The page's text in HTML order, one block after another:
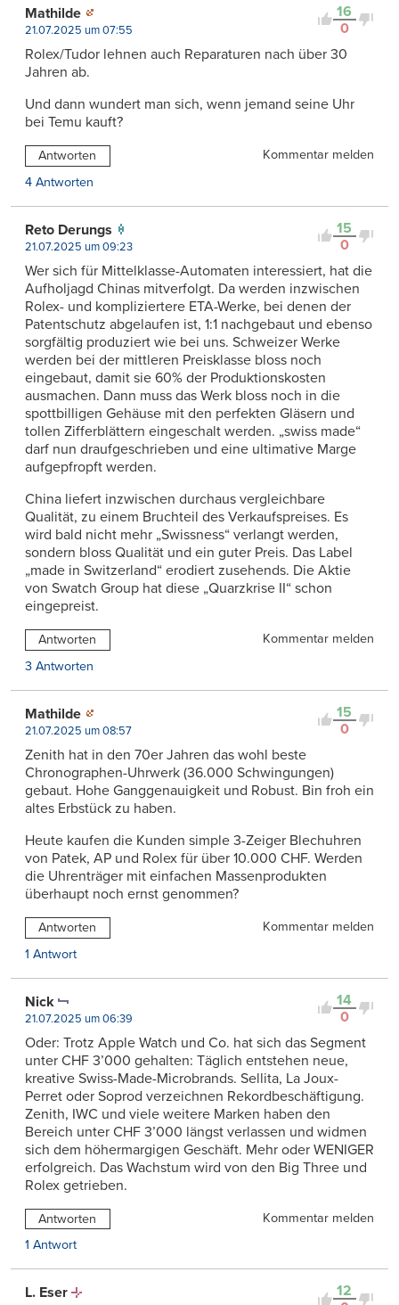
16
0
Mathilde
21.07.2025 um 07:55
Rolex/Tudor lehnen auch Reparaturen nach über 30
Jahren ab.
Und dann wundert man sich, wenn jemand seine Uhr
bei Temu kauft?
Antworten
Kommentar melden
4 Antworten
15
0
Reto Derungs
21.07.2025 um 09:23
Wer sich für Mittelklasse-Automaten interessiert, hat die
Aufholjagd Chinas mitverfolgt. Da werden inzwischen
Rolex- und kompliziertere ETA-Werke, bei denen der
Patentschutz abgelaufen ist, 1:1 nachgebaut und ebenso
sorgfältig produziert wie bei uns. Schweizer Werke
werden bei der mittleren Preisklasse bloss noch
eingebaut, damit sie 60% der Produktionskosten
ausmachen. Dann muss das Werk bloss noch in die
spottbilligen Gehäuse mit den perfekten Gläsern und
tollen Zifferblättern eingeschalt werden. „swiss made“
darf nun draufgeschrieben und eine ultimative Marge
aufgepfropft werden.
China liefert inzwischen durchaus vergleichbare
Qualität, zu einem Bruchteil des Verkaufspreises. Es
wird bald nicht mehr „Swissness“ verlangt werden,
sondern bloss Qualität und ein guter Preis. Das Label
„made in Switzerland“ erodiert zusehends. Die Aktie
von Swatch Group hat diese „Quarzkrise II“ schon
eingepreist.
Antworten
Kommentar melden
3 Antworten
15
0
Mathilde
21.07.2025 um 08:57
Zenith hat in den 70er Jahren das wohl beste
Chronographen-Uhrwerk (36.000 Schwingungen)
gebaut. Hohe Ganggenauigkeit und Robust. Bin froh ein
altes Erbstück zu haben.
Heute kaufen die Kunden simple 3-Zeiger Blechuhren
von Patek, AP und Rolex für über 10.000 CHF. Werden
die Uhrenträger mit einfachen Massenprodukten
überhaupt noch ernst genommen?
Antworten
Kommentar melden
1 Antwort
14
0
Nick
21.07.2025 um 06:39
Oder: Trotz Apple Watch und Co. hat sich das Segment
unter CHF 3’000 gehalten: Täglich entstehen neue,
kreative Swiss-Made-Microbrands. Sellita, La Joux-
Perret oder Soprod verzeichnen Rekordbeschäftigung.
Zenith, IWC und viele weitere Marken haben den
Bereich unter CHF 3’000 längst verlassen und widmen
sich dem höhermargigen Geschäft. Mehr oder WENIGER
erfolgreich. Das Wachstum wird von den Big Three und
Rolex getrieben.
Antworten
Kommentar melden
1 Antwort
12
L. Eser